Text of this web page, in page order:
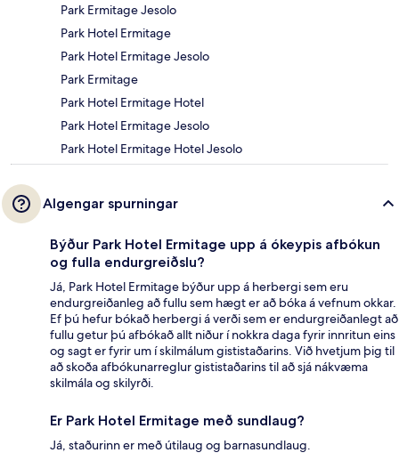
Park Ermitage Jesolo
Park Hotel Ermitage
Park Hotel Ermitage Jesolo
Park Ermitage
Park Hotel Ermitage Hotel
Park Hotel Ermitage Jesolo
Park Hotel Ermitage Hotel Jesolo
Algengar spurningar
Býður Park Hotel Ermitage upp á ókeypis afbókun
og fulla endurgreiðslu?
Já, Park Hotel Ermitage býður upp á herbergi sem eru
endurgreiðanleg að fullu sem hægt er að bóka á vefnum okkar.
Ef þú hefur bókað herbergi á verði sem er endurgreiðanlegt að
fullu getur þú afbókað allt niður í nokkra daga fyrir innritun eins
og sagt er fyrir um í skilmálum gististaðarins. Við hvetjum þig til
að skoða afbókunarreglur gististaðarins til að sjá nákvæma
skilmála og skilyrði.
Er Park Hotel Ermitage með sundlaug?
Já, staðurinn er með útilaug og barnasundlaug.